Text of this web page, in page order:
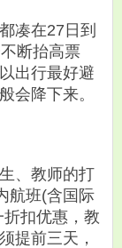
凑在27日到
断抬高票
出行最好避
会降下来。
、教师的打
航班(含国际
扣优惠，教
提前三天，